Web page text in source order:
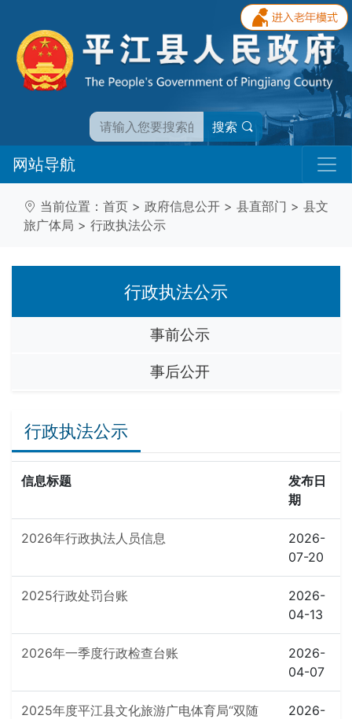
搜索
网站导航
当前位置： 首页 > 政府信息公开 > 县直部门 > 县文
旅广体局 > 行政执法公示
行政执法公示
事前公示
事后公开
行政执法公示
信息标题
发布日
期
2026年行政执法人员信息
2026-
07-20
2025行政处罚台账
2026-
04-13
2026年一季度行政检查台账
2026-
04-07
2025年度平江县文化旅游广电体育局“双随
2026-